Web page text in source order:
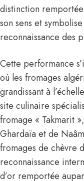
distinction
son sens et
reconnaissance des
Cette performance
où les fromages
grandissant à
site culinaire
fromage « Takmarit
Ghardaïa et de
fromages de chèvre
reconnaissance
d’or remportée